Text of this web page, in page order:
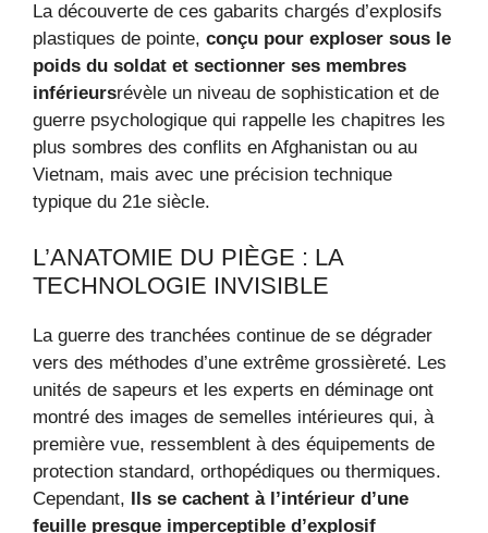
La découverte de ces gabarits chargés d’explosifs
plastiques de pointe, conçu pour exploser sous le
poids du soldat et sectionner ses membres
inférieursrévèle un niveau de sophistication et de
guerre psychologique qui rappelle les chapitres les
plus sombres des conflits en Afghanistan ou au
Vietnam, mais avec une précision technique
typique du 21e siècle.
L’ANATOMIE DU PIÈGE : LA
TECHNOLOGIE INVISIBLE
La guerre des tranchées continue de se dégrader
vers des méthodes d’une extrême grossièreté. Les
unités de sapeurs et les experts en déminage ont
montré des images de semelles intérieures qui, à
première vue, ressemblent à des équipements de
protection standard, orthopédiques ou thermiques.
Cependant, Ils se cachent à l’intérieur d’une
feuille presque imperceptible d’explosif